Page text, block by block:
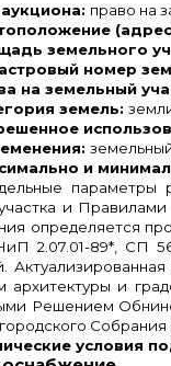
право на
земельного
номер
на земельный
земель:
и
параметры
и
определяется
2.07.01-89*, СП
архитектуры и
Решением
условия